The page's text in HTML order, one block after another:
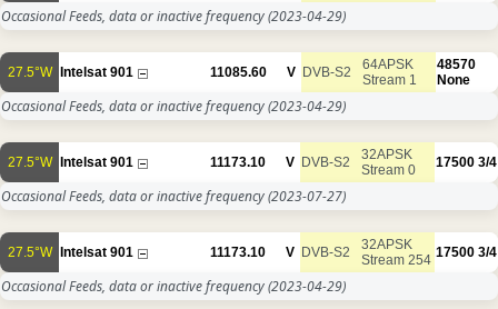
Occasional Feeds, data or inactive frequency(2023-04-29)
27.5°W Intelsat 901 11085.60 V DVB-S2
64APSK
Stream 1
48570
None
Occasional Feeds, data or inactive frequency(2023-04-29)
27.5°W Intelsat 901 11173.10 V DVB-S2
32APSK
Stream 0
17500 3/4
Occasional Feeds, data or inactive frequency(2023-07-27)
27.5°W Intelsat 901 11173.10 V DVB-S2
32APSK
Stream 254 17500 3/4
Occasional Feeds, data or inactive frequency(2023-04-29)